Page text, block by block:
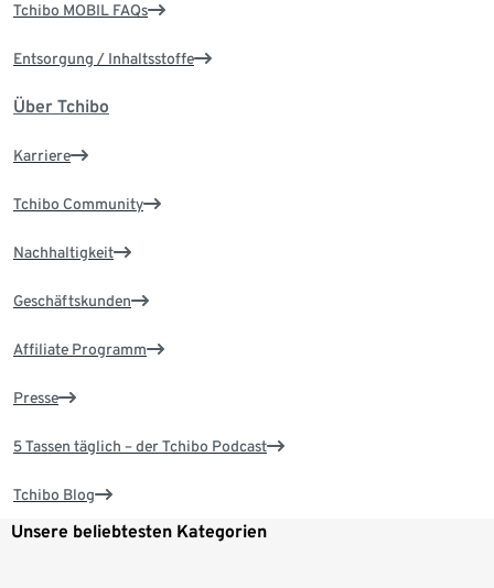
Tchibo MOBIL FAQs
Entsorgung / Inhaltsstoffe
Über Tchibo
Karriere
Tchibo Community
Nachhaltigkeit
Geschäftskunden
Affiliate Programm
Presse
5 Tassen täglich – der Tchibo Podcast
Tchibo Blog
Unsere beliebtesten Kategorien